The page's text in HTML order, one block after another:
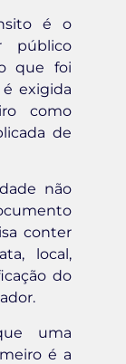
é o
público
que foi
exigida
como
de
não
conter
local,
do
uma
é a